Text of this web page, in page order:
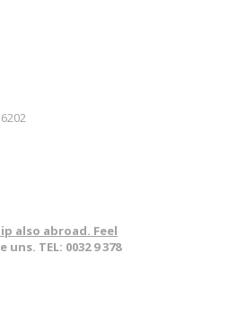
also abroad. Feel
TEL: 0032 9 378